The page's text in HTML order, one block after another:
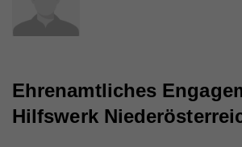
Ehrenamtliches
Hilfswerk